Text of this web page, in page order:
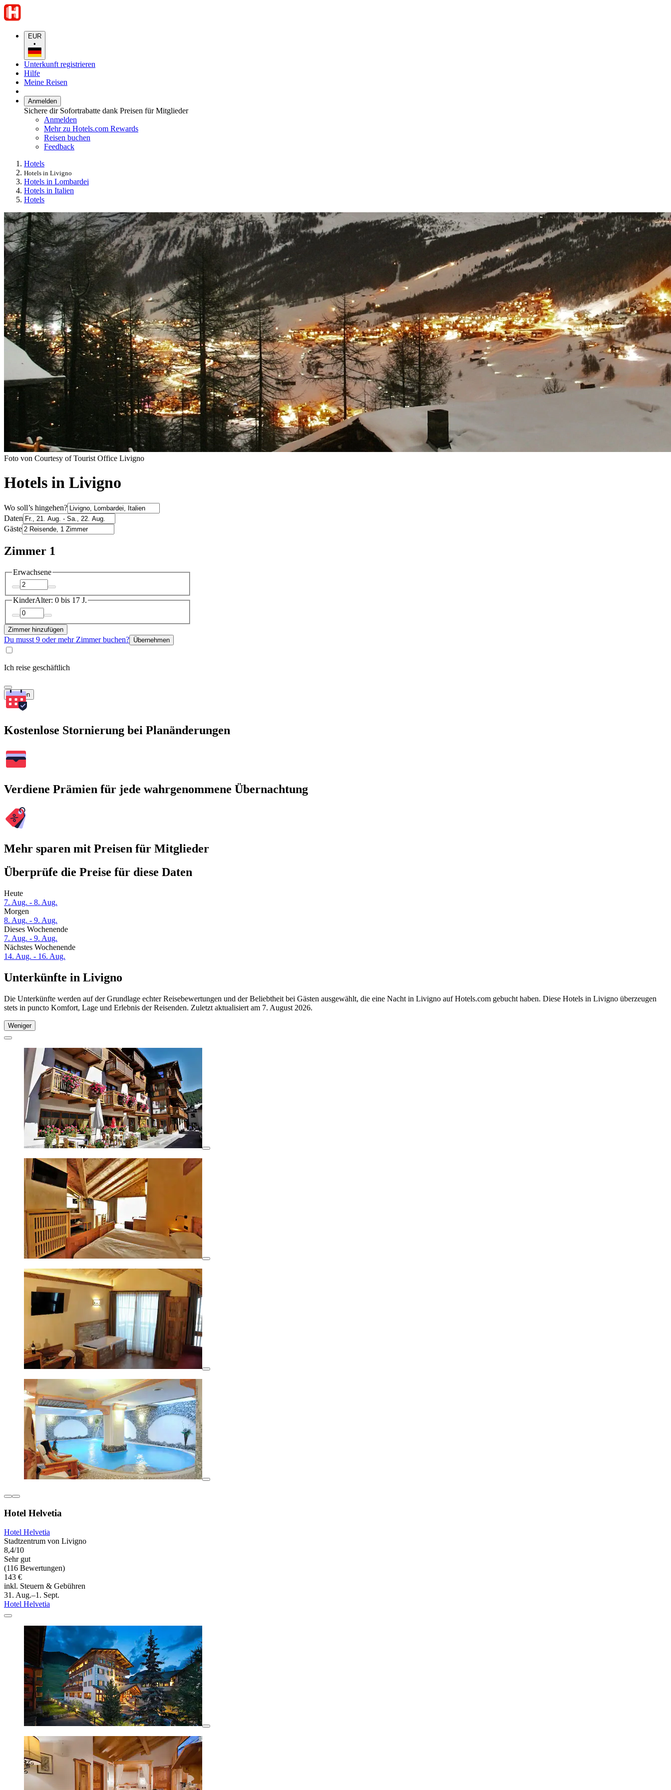
EUR
•
Unterkunft registrieren
Hilfe
Meine Reisen
Anmelden
Sichere dir Sofortrabatte dank Preisen für Mitglieder
Anmelden
Mehr zu Hotels.com Rewards
Reisen buchen
Feedback
Hotels
Hotels in Livigno
Hotels in Lombardei
Hotels in Italien
Hotels
Foto von Courtesy of Tourist Office Livigno
Hotels in Livigno
Wo soll’s hingehen?
Daten
Gäste
Zimmer 1
Erwachsene
KinderAlter: 0 bis 17 J.
Zimmer hinzufügen
Du musst 9 oder mehr Zimmer buchen? Übernehmen
Ich reise geschäftlich
Suchen
Kostenlose Stornierung bei Planänderungen
Verdiene Prämien für jede wahrgenommene Übernachtung
Mehr sparen mit Preisen für Mitglieder
Überprüfe die Preise für diese Daten
Heute
7. Aug. - 8. Aug.
Morgen
8. Aug. - 9. Aug.
Dieses Wochenende
7. Aug. - 9. Aug.
Nächstes Wochenende
14. Aug. - 16. Aug.
Unterkünfte in Livigno
Die Unterkünfte werden auf der Grundlage echter Reisebewertungen und der Beliebtheit bei Gästen ausgewählt, die eine Nacht in Livigno auf Hotels.com gebucht haben. Diese Hotels in Livigno überzeugen
stets in puncto Komfort, Lage und Erlebnis der Reisenden. Zuletzt aktualisiert am 7. August 2026.
Weniger
Hotel Helvetia
Hotel Helvetia
Stadtzentrum von Livigno
8,4/10
Sehr gut
(116 Bewertungen)
143 €
inkl. Steuern & Gebühren
31. Aug.–1. Sept.
Hotel Helvetia